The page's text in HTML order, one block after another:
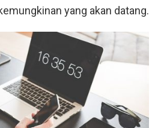
yang akan datang.